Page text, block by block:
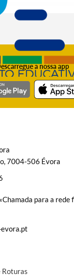
a nossa app
7004-506 Évora
para a rede
Roturas